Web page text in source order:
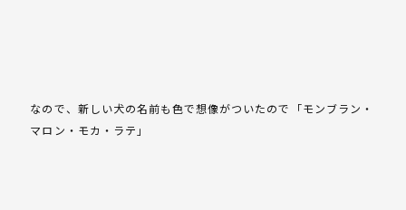
なので、新しい犬の名前も色で想像がついたので「モンブラン・
マロン・モカ・ラテ」